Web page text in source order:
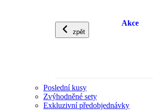
zpět
Akce
Poslední kusy
Zvýhodněné sety
Exkluzivní předobjednávky